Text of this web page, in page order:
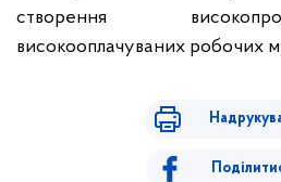
створення
високооплачуваних робочих